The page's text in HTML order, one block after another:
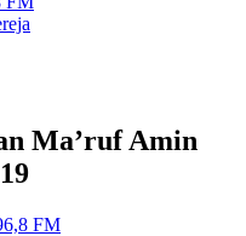
Ma’ruf Amin
FM